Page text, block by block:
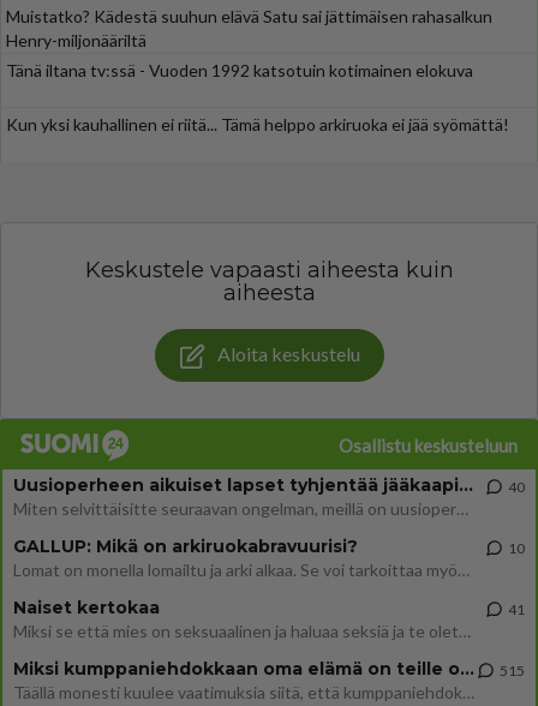
Muistatko? Kädestä suuhun elävä Satu sai jättimäisen rahasalkun
Henry-miljonääriltä
Tänä iltana tv:ssä - Vuoden 1992 katsotuin kotimainen elokuva
Kun yksi kauhallinen ei riitä... Tämä helppo arkiruoka ei jää syömättä!
Keskustele vapaasti aiheesta kuin
aiheesta
Aloita keskustelu
Osallistu keskusteluun
Uusioperheen aikuiset lapset tyhjentää jääkaapin käydessään
Miten selvittäisitte seuraavan ongelman, meillä on uusioperhe, minulla teini-ikäiset lapset ja puolisolla aikuiset, jotk
40
GALLUP: Mikä on arkiruokabravuurisi?
Lomat on monella lomailtu ja arki alkaa. Se voi tarkoittaa myös sitä, että grillailut on grillattu ja palataan arjen ruo
10
Naiset kertokaa
Miksi se että mies on seksuaalinen ja haluaa seksiä ja te olette hänen mielestänne haluttava on vastenmielistä? Mikä sii
41
Miksi kumppaniehdokkaan oma elämä on teille ongelma?
Täällä monesti kuulee vaatimuksia siitä, että kumppaniehdokkaalla ei saisi olla lemmikkejä, lapsia, kavereita, eksiä, su
515